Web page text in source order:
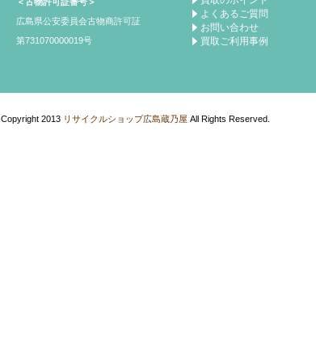
広島県公安委員会古物商許可証
第731070000019号
よくあるご質問
お問い合わせ
買取ご利用事例
Copyright 2013 リサイクルショップ広島蔵乃屋 All Rights Reserved.